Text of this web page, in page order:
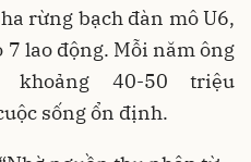
rừng bạch đàn mô U6,
7 lao động. Mỗi năm ông
40-50 triệu
sống ổn định.